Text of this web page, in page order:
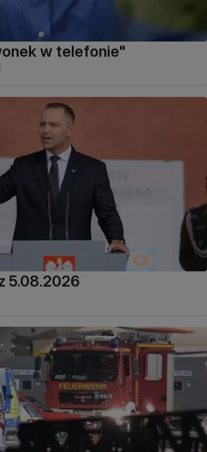
w telefonie"
5.08.2026